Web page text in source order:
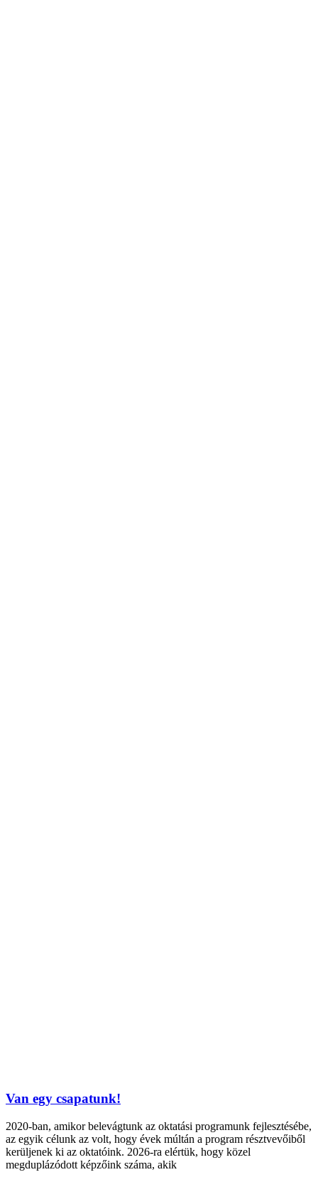
Van egy csapatunk!
2020-ban, amikor belevágtunk az oktatási programunk fejlesztésébe,
az egyik célunk az volt, hogy évek múltán a program résztvevőiből
kerüljenek ki az oktatóink. 2026-ra elértük, hogy közel
megduplázódott képzőink száma, akik